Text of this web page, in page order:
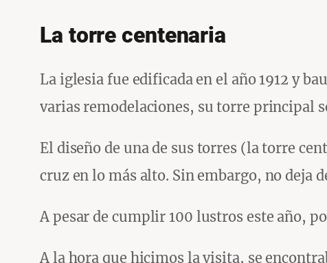
La torre centenaria
La iglesia fue edificada en el año 1912 y
varias remodelaciones, su torre principal
El diseño de una de sus torres (la torre
cruz en lo más alto. Sin embargo, no deja
A pesar de cumplir 100 lustros este año,
A la hora que hicimos la visita, se